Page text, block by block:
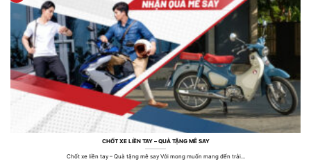
CHỐT XE LIỀN TAY – QUÀ TẶNG MÊ SAY
Chốt xe liền tay – Quà tặng mê say Với mong muốn mang đến trải...